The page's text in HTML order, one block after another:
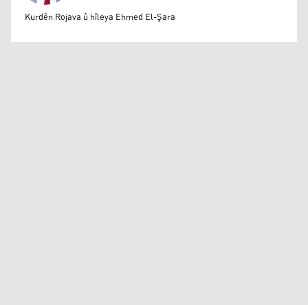
Mihemed Eli Destmalî
Kurdên Rojava û hîleya Ehmed El-Şara